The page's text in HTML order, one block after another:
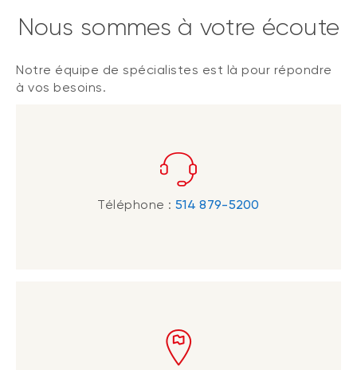
Nous sommes à votre écoute
Notre équipe de spécialistes est là pour répondre
à vos besoins.
Téléphone :514 879-5200